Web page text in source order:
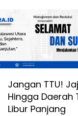
Jangan TTU!
Hingga
Libur Panjang